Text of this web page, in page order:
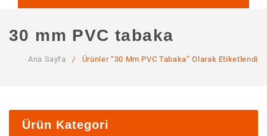
MAĞAZA
30 mm PVC tabaka
Ana Sayfa / Ürünler “30 Mm PVC Tabaka” Olarak Etiketlendi
Ürün Kategori